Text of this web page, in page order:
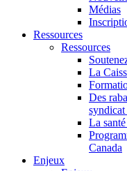
Médias
Ressources
Ressources
La
Des
La
Canada
Enjeux